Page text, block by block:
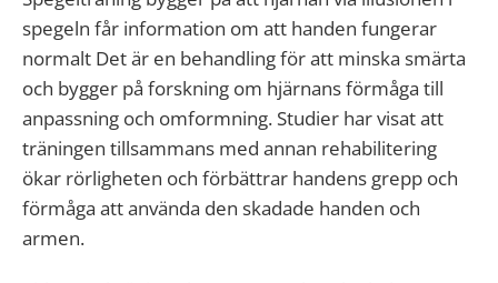
spegeln får information om att handen fungerar
normalt Det är en behandling för att minska smärta
och bygger på forskning om hjärnans förmåga till
anpassning och omformning. Studier har visat att
träningen tillsammans med annan rehabilitering
ökar rörligheten och förbättrar handens grepp och
förmåga att använda den skadade handen och
armen.